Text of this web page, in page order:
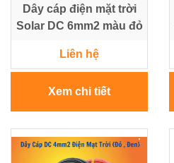
Dây cáp điện mặt trời
Solar DC 6mm2 màu đỏ
Liên hệ
Xem chi tiết